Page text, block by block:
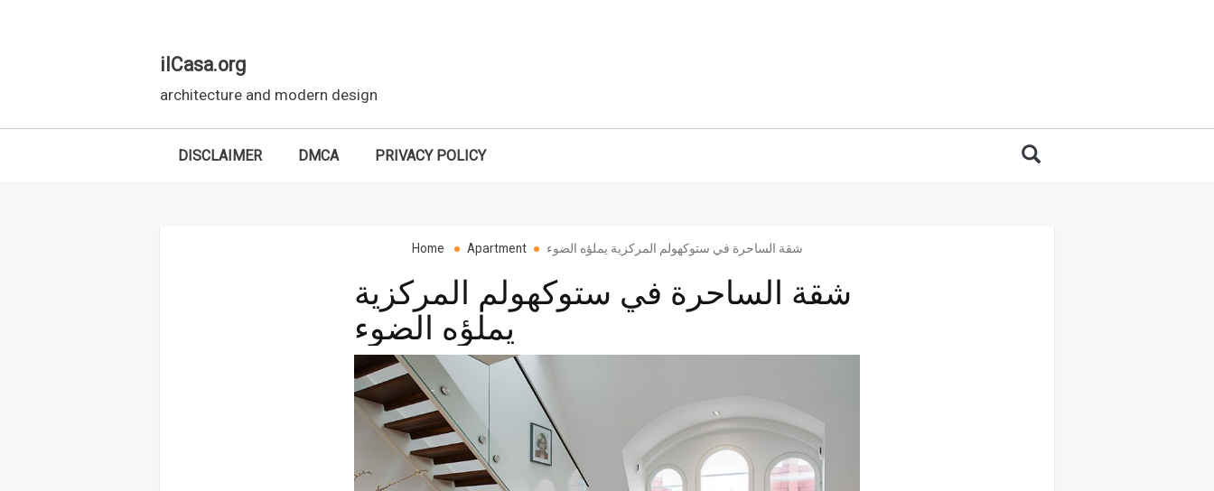
ilCasa.org
architecture and modern design
DISCLAIMER DMCA
PRIVACY POLICY
Home Apartment شقة الساحرة في ستوكهولم المركزية يملؤه الضوء
شقة الساحرة في ستوكهولم المركزية
يملؤه الضوء